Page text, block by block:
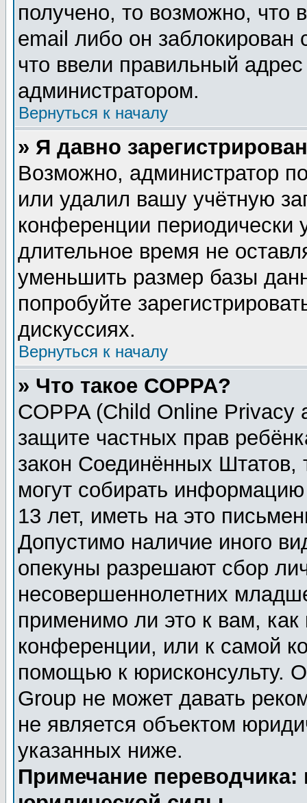
получено, то возможно, что
email либо он
что ввели правильный
администратором.
Вернуться к началу
» Я давно
Возможно, администратор
или удалил вашу учётную
конференции периодически
длительное время не
уменьшить размер базы
попробуйте
дискуссиях.
Вернуться к началу
» Что такое COPPA?
COPPA (Child Online Privacy
защите частных прав
закон Соединённых Штатов,
могут собирать
13 лет, иметь на это
Допустимо наличие иного
опекуны разрешают сбор
несовершеннолетних
применимо ли это к вам,
конференции, или к самой
помощью к юрисконсульту.
Group не может давать
не является объектом
указанных ниже.
Примечание